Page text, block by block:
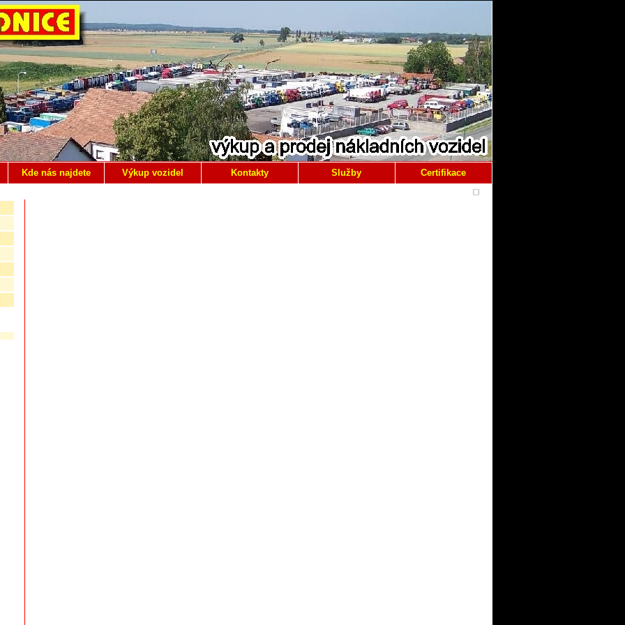
Kde nás najdete Výkup vozidel Kontakty Služby Certifikace